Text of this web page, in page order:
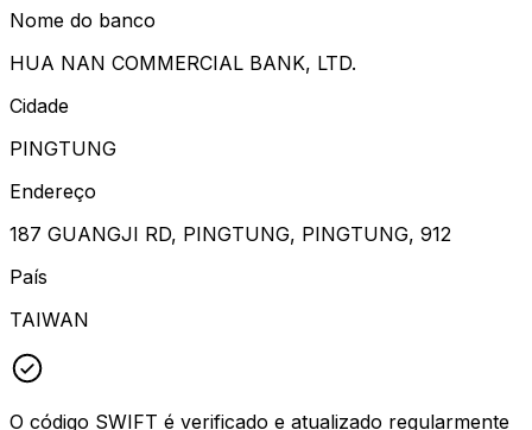
Nome do banco
HUA NAN COMMERCIAL BANK, LTD.
Cidade
PINGTUNG
Endereço
187 GUANGJI RD, PINGTUNG, PINGTUNG, 912
País
TAIWAN
O código SWIFT é verificado e atualizado regularmente